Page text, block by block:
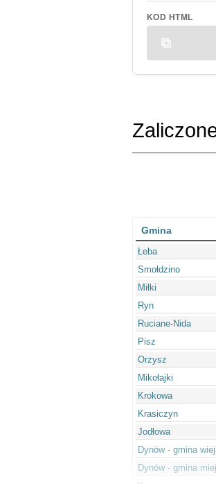
KOD HTML
Gmina
Łeba
Smołdzino
Miłki
Ryn
Ruciane-Nida
Pisz
Orzysz
Mikołajki
Krokowa
Krasiczyn
Jodłowa
Dynów - gmina
Dynów - gmina